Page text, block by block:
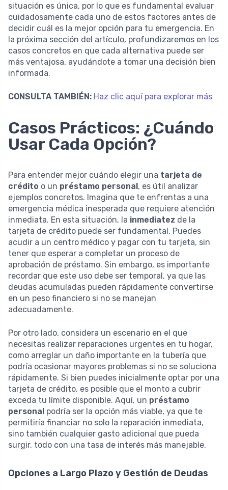
situación es única, por lo que es fundamental evaluar
cuidadosamente cada uno de estos factores antes de
decidir cuál es la mejor opción para tu emergencia. En
la próxima sección del artículo, profundizaremos en los
casos concretos en que cada alternativa puede ser
más ventajosa, ayudándote a tomar una decisión bien
informada.
CONSULTA TAMBIÉN: Haz clic aquí para explorar más
Casos Prácticos: ¿Cuándo
Usar Cada Opción?
Para entender mejor cuándo elegir una tarjeta de
crédito o un préstamo personal, es útil analizar
ejemplos concretos. Imagina que te enfrentas a una
emergencia médica inesperada que requiere atención
inmediata. En esta situación, la inmediatez de la
tarjeta de crédito puede ser fundamental. Puedes
acudir a un centro médico y pagar con tu tarjeta, sin
tener que esperar a completar un proceso de
aprobación de préstamo. Sin embargo, es importante
recordar que este uso debe ser temporal, ya que las
deudas acumuladas pueden rápidamente convertirse
en un peso financiero si no se manejan
adecuadamente.
Por otro lado, considera un escenario en el que
necesitas realizar reparaciones urgentes en tu hogar,
como arreglar un daño importante en la tubería que
podría ocasionar mayores problemas si no se soluciona
rápidamente. Si bien puedes inicialmente optar por una
tarjeta de crédito, es posible que el monto a cubrir
exceda tu límite disponible. Aquí, un préstamo
personal podría ser la opción más viable, ya que te
permitiría financiar no solo la reparación inmediata,
sino también cualquier gasto adicional que pueda
surgir, todo con una tasa de interés más manejable.
Opciones a Largo Plazo y Gestión de Deudas